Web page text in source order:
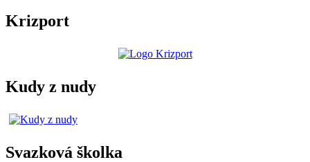
Krizport
Kudy z nudy
Svazková školka